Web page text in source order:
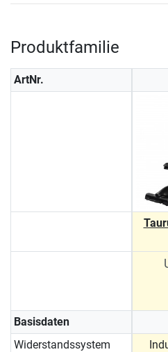
Produktfamilie
ArtNr.
Basisdaten
Widerstandssystem